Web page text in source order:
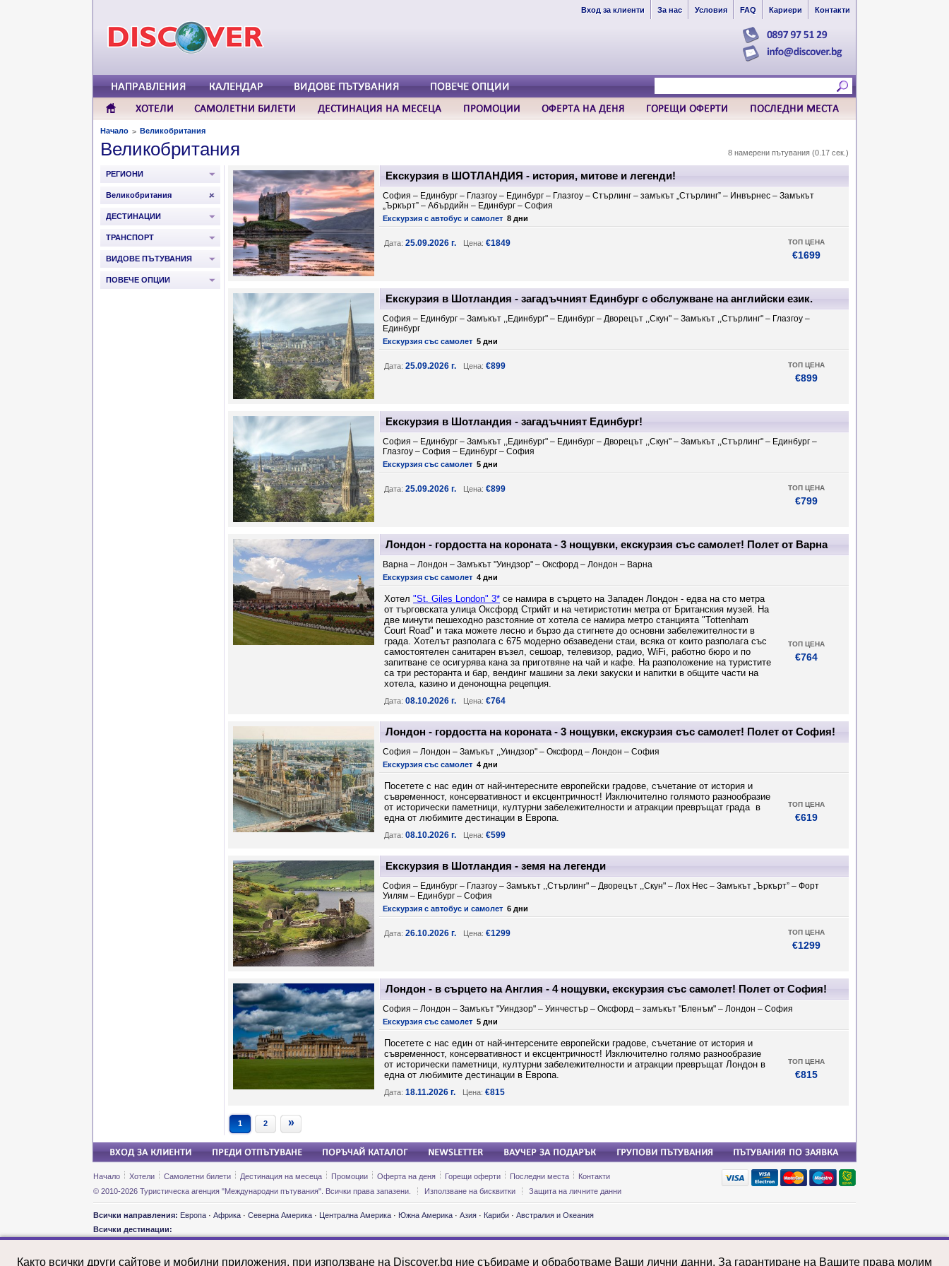
Вход за клиенти За нас Условия FAQ Кариери Контакти
Начало > Великобритания
Великобритания 8 намерени пътувания (0.17 сек.)
РЕГИОНИ
Великобритания
ДЕСТИНАЦИИ
ТРАНСПОРТ
ВИДОВЕ ПЪТУВАНИЯ
ПОВЕЧЕ ОПЦИИ
Екскурзия в ШОТЛАНДИЯ - история, митове и легенди!
София – Единбург – Глазгоу – Единбург – Глазгоу – Стърлинг – замъкът „Стърлинг” – Инвърнес – Замъкът
„Ъркърт” – Абърдийн – Единбург – София
Екскурзия с автобус и самолет 8 дни
Дата: 25.09.2026 г. Цена: €1849 ТОП ЦЕНА
€1699
Екскурзия в Шотландия - загадъчният Единбург с обслужване на английски език.
София – Единбург – Замъкът ,,Единбург" – Единбург – Дворецът ,,Скун" – Замъкът ,,Стърлинг" – Глазгоу –
Единбург
Екскурзия със самолет 5 дни
Дата: 25.09.2026 г. Цена: €899 ТОП ЦЕНА
€899
Екскурзия в Шотландия - загадъчният Единбург!
София – Единбург – Замъкът ,,Единбург" – Единбург – Дворецът ,,Скун" – Замъкът ,,Стърлинг" – Единбург –
Глазгоу – София – Единбург – София
Екскурзия със самолет 5 дни
Дата: 25.09.2026 г. Цена: €899 ТОП ЦЕНА
€799
Лондон - гордостта на короната - 3 нощувки, екскурзия със самолет! Полет от Варна
Варна – Лондон – Замъкът "Уиндзор" – Оксфорд – Лондон – Варна
Екскурзия със самолет 4 дни
Хотел "St. Giles London" 3* се намира в сърцето на Западен Лондон - едва на сто метра
от търговската улица Оксфорд Стрийт и на четиристотин метра от Британския музей. На
две минути пешеходно разстояние от хотела се намира метро станцията "Tottenham
Court Road" и така можете лесно и бързо да стигнете до основни забележителности в
града. Хотелът разполага с 675 модерно обзаведени стаи, всяка от които разполага със
самостоятелен санитарен възел, сешоар, телевизор, радио, WiFi, работно бюро и по
запитване се осигурява кана за приготвяне на чай и кафе. На разположение на туристите
са три ресторанта и бар, вендинг машини за леки закуски и напитки в общите части на
хотела, казино и денонощна рецепция.
Дата: 08.10.2026 г. Цена: €764
ТОП ЦЕНА
€764
Лондон - гордостта на короната - 3 нощувки, екскурзия със самолет! Полет от София!
София – Лондон – Замъкът ,,Уиндзор" – Оксфорд – Лондон – София
Екскурзия със самолет 4 дни
Посетете с нас един от най-интересните европейски градове, съчетание от история и
съвременност, консервативност и ексцентричност! Изключително голямото разнообразие
от исторически паметници, културни забележителности и атракции превръщат града в
една от любимите дестинации в Европа.
Дата: 08.10.2026 г. Цена: €599
ТОП ЦЕНА
€619
Екскурзия в Шотландия - земя на легенди
София – Единбург – Глазгоу – Замъкът ,,Стърлинг" – Дворецът ,,Скун" – Лох Нес – Замъкът „Ъркърт” – Форт
Уилям – Единбург – София
Екскурзия с автобус и самолет 6 дни
Дата: 26.10.2026 г. Цена: €1299 ТОП ЦЕНА
€1299
Лондон - в сърцето на Англия - 4 нощувки, екскурзия със самолет! Полет от София!
София – Лондон – Замъкът "Уиндзор" – Уинчестър – Оксфорд – замъкът "Бленъм" – Лондон – София
Екскурзия със самолет 5 дни
Посетете с нас един от най-интерсените европейски градове, съчетание от история и
съвременност, консервативност и ексцентричност! Изключително голямо разнообразие
от исторически паметници, културни забележителности и атракции превръщат Лондон в
една от любимите дестинации в Европа.
Дата: 18.11.2026 г. Цена: €815
ТОП ЦЕНА
€815
1 2 »
Начало Хотели Самолетни билети Дестинация на месеца Промоции Оферта на деня Горещи оферти Последни места
Контакти
© 2010-2026 Туристическа агенция "Международни пътувания". Всички права запазени.
Използване на бисквитки Защита на личните данни
Всички направления: Европа · Африка · Северна Америка · Централна Америка · Южна Америка · Азия · Кариби · Австралия и Океания
Всички дестинации:
Екскурзии и почивки: Австралия
Екскурзии и почивки: Азербайджан
Екскурзии и почивки: Етиопия
Екскурзии и почивки: Индия
Екскурзии и почивки: Мароко
Екскурзии и почивки: Молдова
Екскурзии и почивки: Тайланд
Екскурзии и почивки: Турция
Както всички други сайтове и мобилни приложения, при използване на Discover.bg ние събираме и обработваме Ваши лични данни. За гарантиране на Вашите права молим